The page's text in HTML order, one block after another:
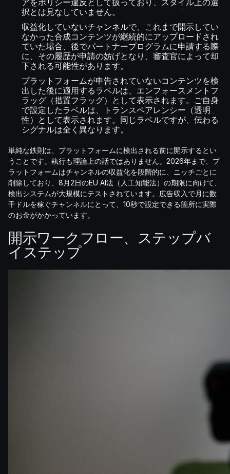
アをポリシー違反として扱っており、スタイル上の選
択とは見なしていません。
収益化していないチャンネルで、これまで開示してい
なかった合成コンテンツが継続的にアップロードされ
ていた場合、後でパートナープログラムに申請する際
に、その履歴が申請の妨げとなり、審査官によって却
下される可能性があります。
プラットフォームが申告されていないコンテンツを検
出した後に適用するラベルは、エンフォースメントフ
ラッグ（措置フラッグ）として表示されます。ご自身
で設定したラベルは、トランスペアレンシー（透明
性）として表示されます。同じラベルですが、伝わる
シグナルは全く異なります。
単純な鉄則は、プラットフォームに検出される前に開示するとい
うことです。執行も理論上の話ではありません。2026年まで、プ
ラットフォームはチャンネルの収益化を段階的に、ニッチごとに
削除しており、8月2日のEU AI法（人工知能法）の期限に向けて、
検出システムが大規模にテストされています。広告収入で月に数
千ドルを稼ぐチャンネルにとって、10秒で設定できる箇所に実際
のお金がかかっています。
開示ワークフロー、ステップバ
イステップ